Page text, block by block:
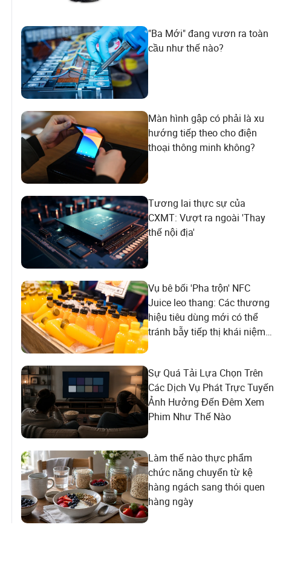
"Ba Mới" đang vươn ra toàn
cầu như thế nào?
Màn hình gập có phải là xu
hướng tiếp theo cho điện
thoại thông minh không?
Tương lai thực sự của
CXMT: Vượt ra ngoài 'Thay
thế nội địa'
Vụ bê bối 'Pha trộn' NFC
Juice leo thang: Các thương
hiệu tiêu dùng mới có thể
tránh bẫy tiếp thị khái niệm
Sự Quá Tải Lựa Chọn Trên
Các Dịch Vụ Phát Trực Tuyến
Ảnh Hưởng Đến Đêm Xem
Phim Như Thế Nào
Làm thế nào thực phẩm
chức năng chuyển từ kệ
hàng ngách sang thói quen
hàng ngày